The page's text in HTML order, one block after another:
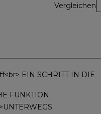
Vergleichen
EIN SCHRITT IN DIE
FUNKTION